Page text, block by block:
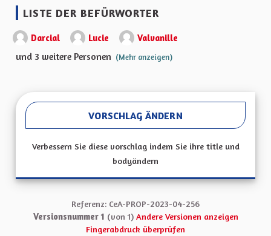
LISTE DER BEFÜRWORTER
Darcial Lucie Valvanille
und 3 weitere Personen (Mehr anzeigen)
VORSCHLAG ÄNDERN
Verbessern Sie diese vorschlag indem Sie ihre title und
bodyändern
Referenz: CeA-PROP-2023-04-256
Versionsnummer 1 (von 1) Andere Versionen anzeigen
Fingerabdruck überprüfen